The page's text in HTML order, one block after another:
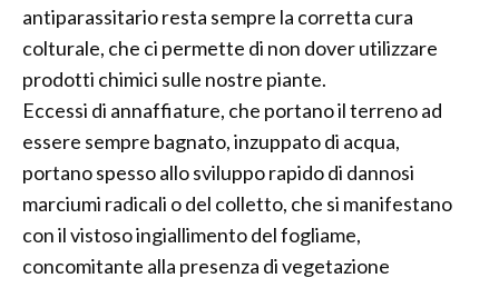
antiparassitario resta sempre la corretta cura
colturale, che ci permette di non dover utilizzare
prodotti chimici sulle nostre piante.
Eccessi di annaffiature, che portano il terreno ad
essere sempre bagnato, inzuppato di acqua,
portano spesso allo sviluppo rapido di dannosi
marciumi radicali o del colletto, che si manifestano
con il vistoso ingiallimento del fogliame,
concomitante alla presenza di vegetazione